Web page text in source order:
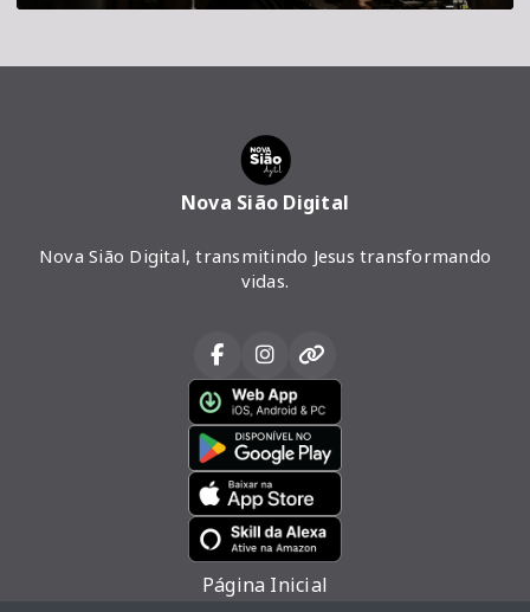
Nova Sião Digital
Nova Sião Digital, transmitindo Jesus transformando
vidas.
Página Inicial